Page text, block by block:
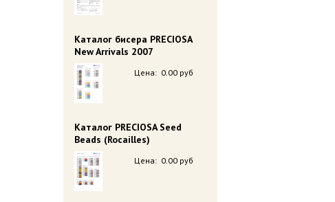
Каталог бисера PRECIOSA
New Arrivals 2007
Цена: 0.00 руб
Каталог PRECIOSA Seed
Beads (Rocailles)
Цена: 0.00 руб